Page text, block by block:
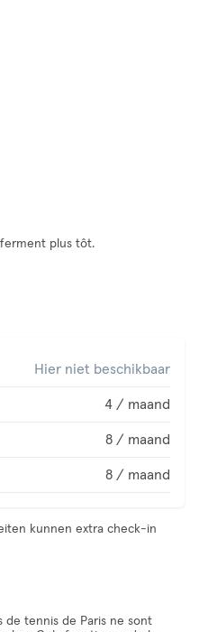
plus tôt.
Hier niet beschikbaar
4 / maand
8 / maand
8 / maand
kunnen extra check-in
de tennis de Paris ne sont